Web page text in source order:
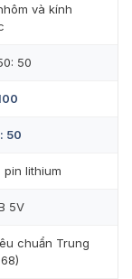
và kính
50
50
pin lithium
5V
chuẩn Trung